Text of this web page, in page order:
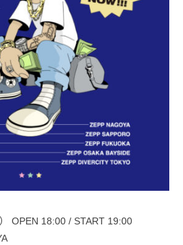
OPEN 18:00 / START 19:00